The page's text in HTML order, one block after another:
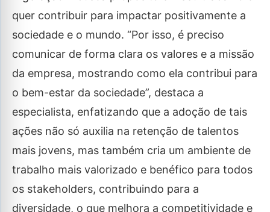
quer contribuir para impactar positivamente a
sociedade e o mundo. “Por isso, é preciso
comunicar de forma clara os valores e a missão
da empresa, mostrando como ela contribui para
o bem-estar da sociedade”, destaca a
especialista, enfatizando que a adoção de tais
ações não só auxilia na retenção de talentos
mais jovens, mas também cria um ambiente de
trabalho mais valorizado e benéfico para todos
os stakeholders, contribuindo para a
diversidade, o que melhora a competitividade e